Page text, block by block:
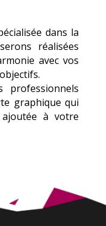
dans la
réalisées
avec vos
professionnels
graphique qui
à votre